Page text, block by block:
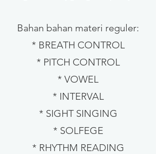
Bahan bahan materi reguler:
* BREATH CONTROL
* PITCH CONTROL
* VOWEL
* INTERVAL
* SIGHT SINGING
* SOLFEGE
* RHYTHM READING